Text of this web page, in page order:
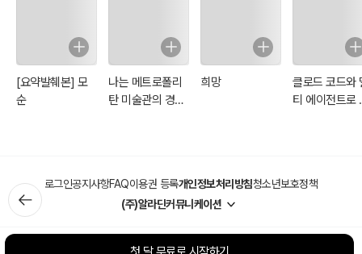
[요약발췌본] 모
순
나는 메트로폴리
탄 미술관의 경비
희망
클로드 코드와
티 에이전트로
로그인공지사항FAQ이용권 등록개인정보처리방침청소년보호정책
(주)알라딘커뮤니케이션